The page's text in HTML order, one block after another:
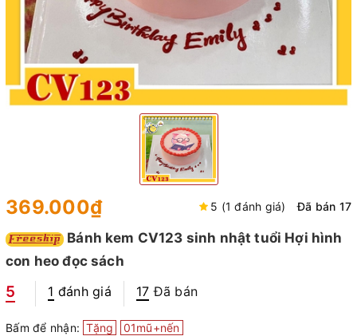
369.000₫ 5 (1 đánh giá) Đã bán 17
Bánh kem CV123 sinh nhật tuổi Hợi hình
con heo đọc sách
5 1 đánh giá 17 Đã bán
Bấm để nhận: Tặng
01mũ+nến